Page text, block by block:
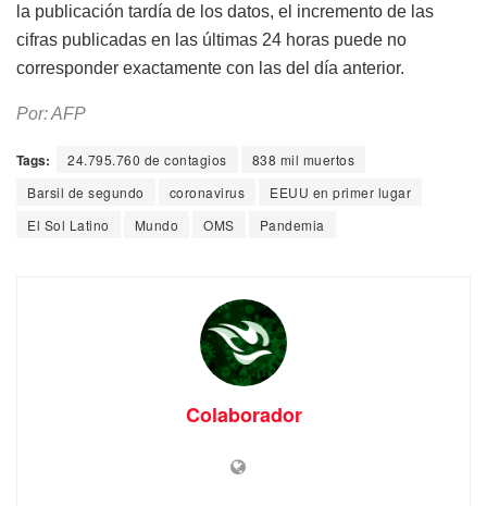
la publicación tardía de los datos, el incremento de las
cifras publicadas en las últimas 24 horas puede no
corresponder exactamente con las del día anterior.
Por: AFP
Tags: 24.795.760 de contagios
838 mil muertos
Barsil de segundo
coronavirus
EEUU en primer lugar
El Sol Latino
Mundo OMS Pandemia
Colaborador